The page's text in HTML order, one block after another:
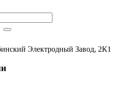
Электродный Завод, 2К1